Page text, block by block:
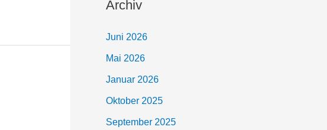
Archiv
Juni 2026
Mai 2026
Januar 2026
Oktober 2025
September 2025